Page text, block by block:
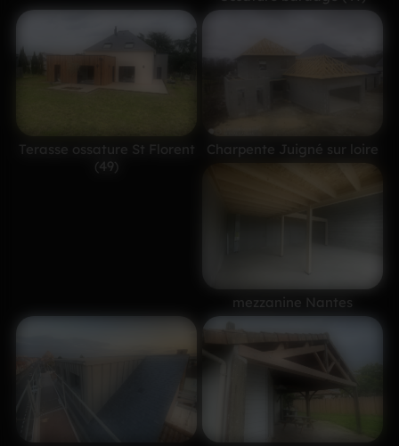
Terasse ossature St Florent
(49)
Charpente Juigné sur loire
mezzanine Nantes